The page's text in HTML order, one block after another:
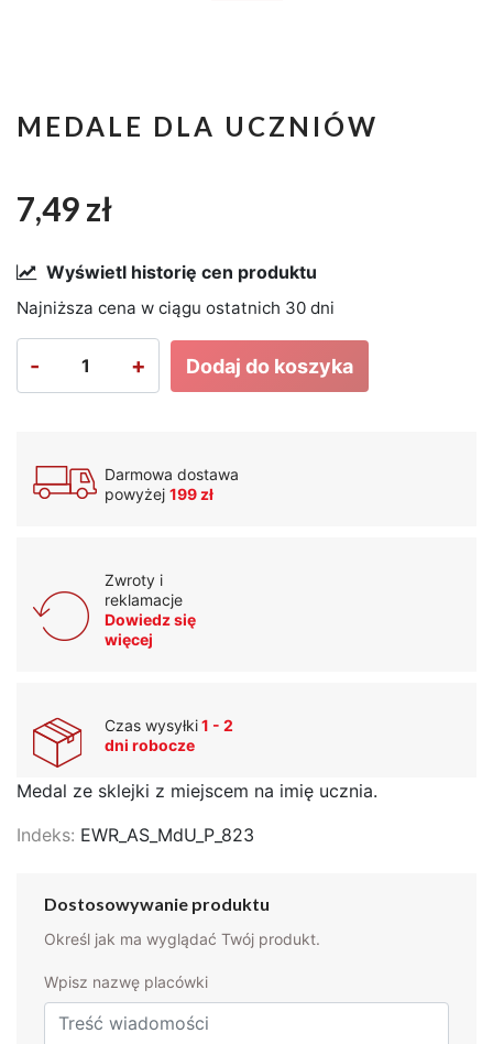
MEDALE DLA UCZNIÓW
7,49 zł
Wyświetl historię cen produktu
Najniższa cena w ciągu ostatnich 30 dni
- + Dodaj do koszyka
Darmowa dostawa
powyżej 199 zł
Zwroty i
reklamacje
Dowiedz się
więcej
Czas wysyłki1 - 2
dni robocze
Medal ze sklejki z miejscem na imię ucznia.
Indeks: EWR_AS_MdU_P_823
Dostosowywanie produktu
Określ jak ma wyglądać Twój produkt.
Wpisz nazwę placówki